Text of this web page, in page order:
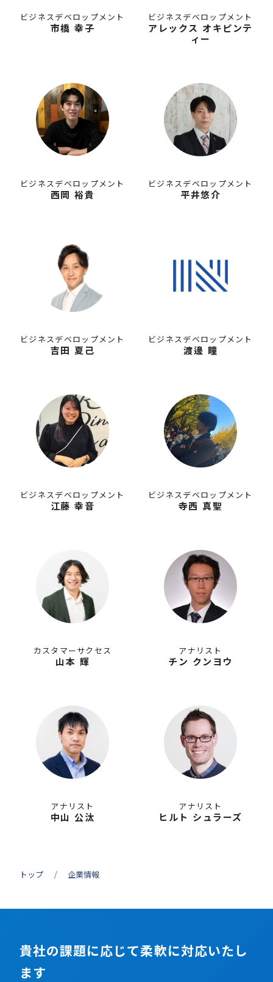
ビジネスデベロップメント
市橋 幸子
ビジネスデベロップメント
アレックス オキピンテ
ィー
ビジネスデベロップメント
西岡 裕貴
ビジネスデベロップメント
平井悠介
ビジネスデベロップメント
吉田 夏己
ビジネスデベロップメント
渡邊 瞳
ビジネスデベロップメント
江藤 幸音
ビジネスデベロップメント
寺西 真聖
カスタマーサクセス
山本 輝
アナリスト
チン クンヨウ
アナリスト
中山 公汰
アナリスト
ヒルト シュラーズ
トップ 企業情報
貴社の課題に応じて柔軟に対応いたし
ます